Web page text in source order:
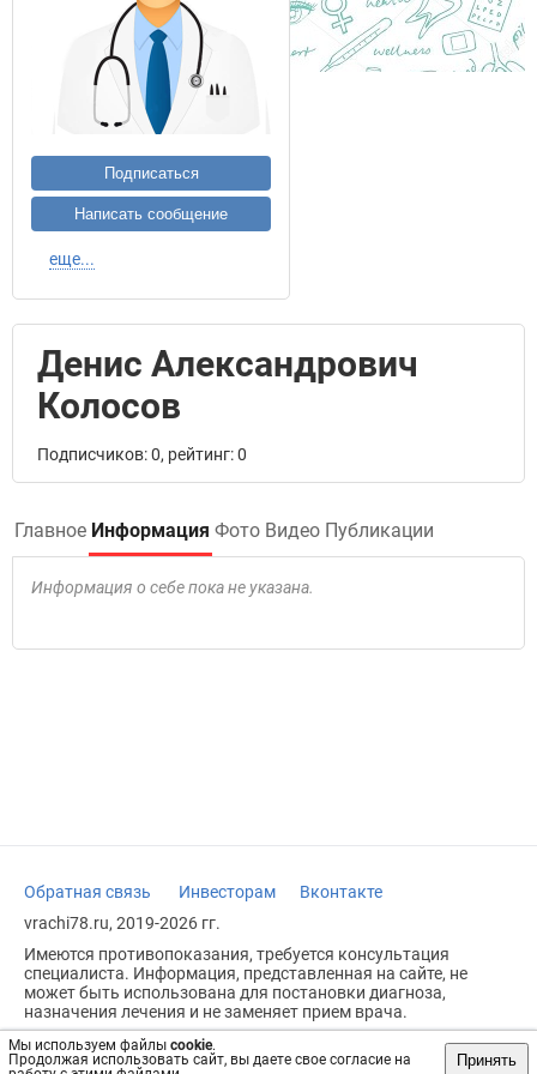
Мы используем файлы cookie.
Продолжая использовать сайт, вы даете свое согласие на
Принять
Подписаться
Написать сообщение
еще...
Денис Александрович
Колосов
Подписчиков: 0, рейтинг: 0
Главное Информация Фото Видео Публикации
Информация о себе пока не указана.
Обратная связь Инвесторам
Вконтакте
vrachi78.ru, 2019-2026 гг.
Имеются противопоказания, требуется консультация
специалиста. Информация, представленная на сайте, не
может быть использована для постановки диагноза,
назначения лечения и не заменяет прием врача.
Возрастное ограничение: 18+